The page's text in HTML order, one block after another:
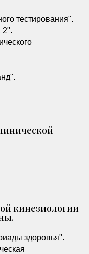
тестирования".
2".
кинезиологии
здоровья".